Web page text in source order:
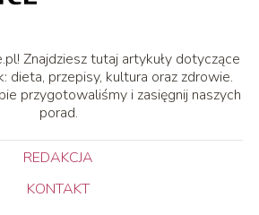
Znajdziesz tutaj artykuły dotyczące
dieta, przepisy, kultura oraz zdrowie.
przygotowaliśmy i zasięgnij naszych
porad.
REDAKCJA
KONTAKT